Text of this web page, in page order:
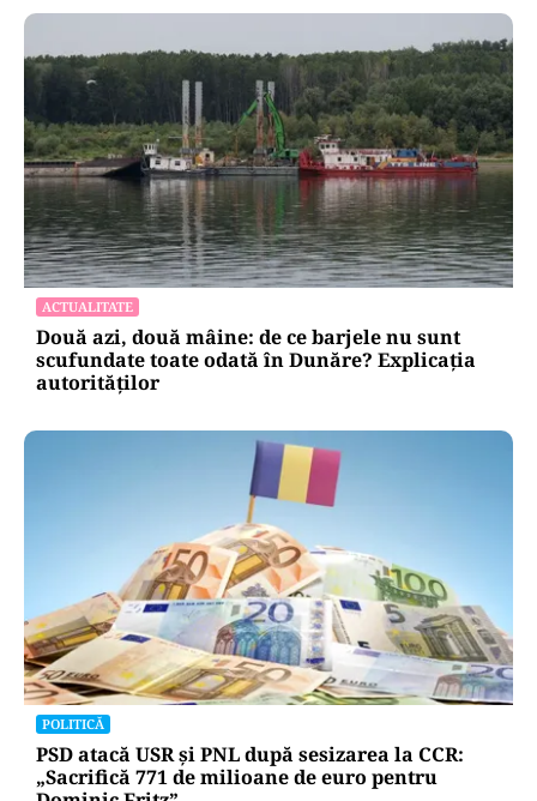
ACTUALITATE
Două azi, două mâine: de ce barjele nu sunt
scufundate toate odată în Dunăre? Explicația
autorităților
POLITICĂ
PSD atacă USR și PNL după sesizarea la CCR:
„Sacrifică 771 de milioane de euro pentru